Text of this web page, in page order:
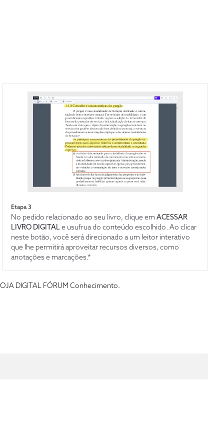
Etapa 3
No pedido relacionado ao seu livro, clique emACESSAR
LIVRO DIGITALe usufrua do conteúdo escolhido. Ao clicar
neste botão, você será direcionado a um leitor interativo
que lhe permitirá aproveitar recursos diversos, como
anotações e marcações.*
DIGITAL FÓRUM Conhecimento.